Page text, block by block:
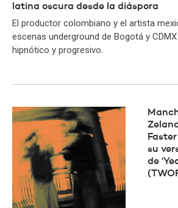
latina oscura desde la diáspora
El productor colombiano y el artista
escenas underground de Bogotá y
hipnótico y progresivo.
su
de